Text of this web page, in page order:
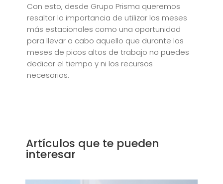
Con esto, desde Grupo Prisma queremos
resaltar la importancia de utilizar los meses
más estacionales como una oportunidad
para llevar a cabo aquello que durante los
meses de picos altos de trabajo no puedes
dedicar el tiempo y ni los recursos
necesarios.
Artículos que te pueden
interesar